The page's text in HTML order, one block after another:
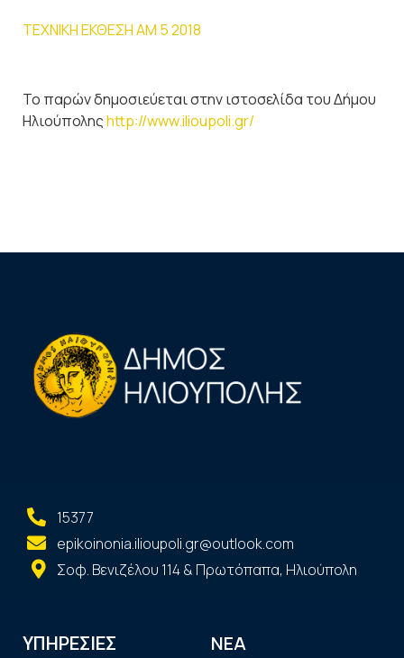
ΤΕΧΝΙΚΗ ΕΚΘΕΣΗ AM 5 2018
Το παρών δημοσιεύεται στην ιστοσελίδα του Δήμου
Ηλιούποληςhttp://www.ilioupoli.gr/
15377
epikoinonia.ilioupoli.gr@outlook.com
Σοφ. Βενιζέλου 114 & Πρωτόπαπα, Ηλιούπολη
ΥΠΗΡΕΣΙΕΣ ΝΕΑ